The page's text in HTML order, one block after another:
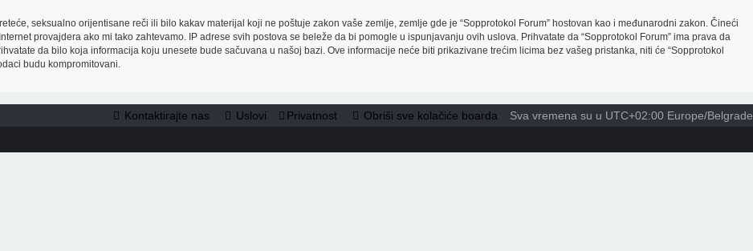
seksualno orijentisane reči ili bilo kakav materijal koji ne poštuje zakon vaše zemlje, zemlje gde je “Sopprotokol Forum” hostovan kao i međunarodni zakon. Čineći
provajdera ako mi tako zahtevamo. IP adrese svih postova se beleže da bi pomogle u ispunjavanju ovih uslova. Prihvatate da “Sopprotokol Forum” ima prava da
da bilo koja informacija koju unesete bude sačuvana u našoj bazi. Ove informacije neće biti prikazivane trećim licima bez vašeg pristanka, niti će “Sopprotokol
budu kompromitovani.
Sva vremena su u UTC+02:00 Europe/Belgrade
Obriši sve kolačiće boarda
Privatnost
Uslovi
Kontaktirajte nas